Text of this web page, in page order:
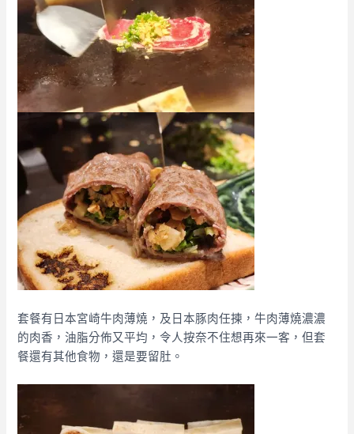
套餐有日本宮崎牛肉薄燒，及日本豚肉任揀，牛肉薄燒濃濃
的肉香，油脂分佈又平均，令人按奈不住想再來一客，但套
餐還有其他食物，還是要留肚。